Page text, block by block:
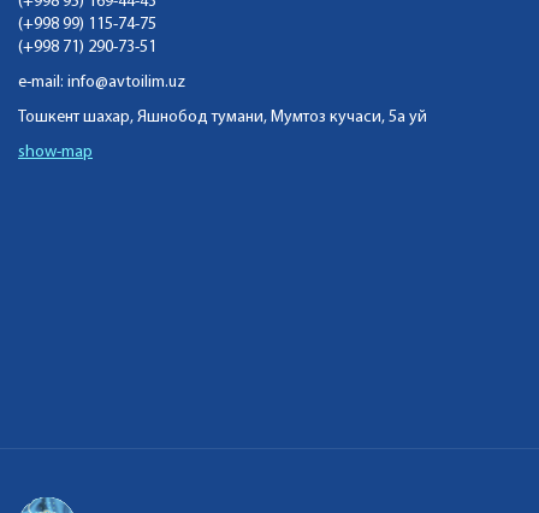
(+998 99) 115-74-75
(+998 71) 290-73-51
e-mail: info@avtoilim.uz
Тошкент шахар, Яшнобод тумани, Мумтоз кучаси, 5а уй
show-map